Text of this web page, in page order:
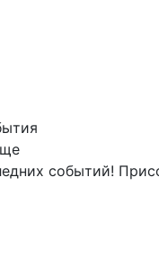
событий!